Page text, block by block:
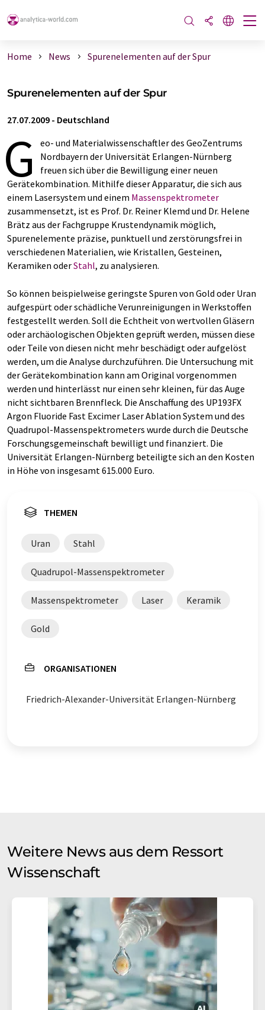
Home News Spurenelementen auf der Spur
Spurenelementen auf der Spur
27.07.2009 - Deutschland
G
eo- und Materialwissenschaftler des GeoZentrums
Nordbayern der Universität Erlangen-Nürnberg
freuen sich über die Bewilligung einer neuen
Gerätekombination. Mithilfe dieser Apparatur, die sich aus
einem Lasersystem und einem Massenspektrometer
zusammensetzt, ist es Prof. Dr. Reiner Klemd und Dr. Helene
Brätz aus der Fachgruppe Krustendynamik möglich,
Spurenelemente präzise, punktuell und zerstörungsfrei in
verschiedenen Materialien, wie Kristallen, Gesteinen,
Keramiken oderStahl, zu analysieren.
So können beispielweise geringste Spuren von Gold oder Uran
aufgespürt oder schädliche Verunreinigungen in Werkstoffen
festgestellt werden. Soll die Echtheit von wertvollen Gläsern
oder archäologischen Objekten geprüft werden, müssen diese
oder Teile von diesen nicht mehr beschädigt oder aufgelöst
werden, um die Analyse durchzuführen. Die Untersuchung mit
der Gerätekombination kann am Original vorgenommen
werden und hinterlässt nur einen sehr kleinen, für das Auge
nicht sichtbaren Brennfleck. Die Anschaffung des UP193FX
Argon Fluoride Fast Excimer Laser Ablation System und des
Quadrupol-Massenspektrometers wurde durch die Deutsche
Forschungsgemeinschaft bewilligt und finanziert. Die
Universität Erlangen-Nürnberg beteiligte sich an den Kosten
in Höhe von insgesamt 615.000 Euro.
THEMEN
Uran Stahl
Quadrupol-Massenspektrometer
Massenspektrometer Laser Keramik
Gold
ORGANISATIONEN
Friedrich-Alexander-Universität Erlangen-Nürnberg
Weitere News aus dem Ressort
Wissenschaft